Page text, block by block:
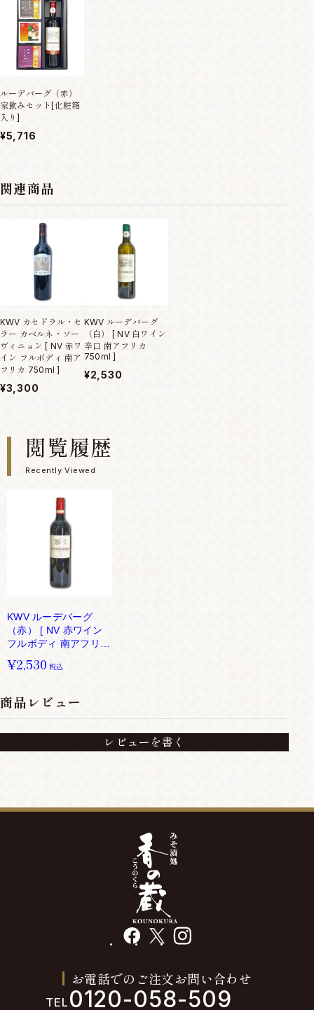
ルーデバーグ（赤）
家飲みセット[化粧箱
入り]
¥5,716
関連商品
KWV カセドラル・セ
ラー カベルネ・ソー
ヴィニョン [ NV 赤ワ
イン フルボディ 南ア
フリカ 750ml ]
¥3,300
KWV ルーデバーグ
（白） [ NV 白ワイン
辛口 南アフリカ
750ml ]
¥2,530
閲覧履歴
Recently Viewed
KWV ルーデバーグ
（赤） [ NV 赤ワイン
フルボディ 南アフリカ
¥2,530 税込
商品レビュー
レビューを書く
facebook instagram
お電話でのご注文お問い合わせ
TEL 0120-058-509